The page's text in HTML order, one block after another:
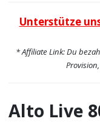
Unterstütze
* Affiliate Link: Du
Alto Live